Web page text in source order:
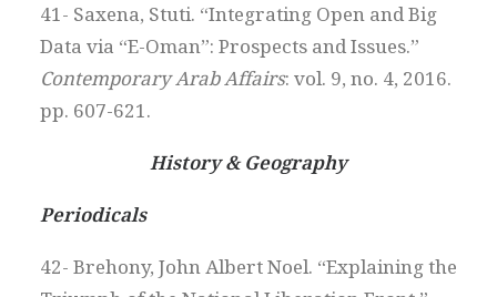
41- Saxena, Stuti. “Integrating Open and Big
Data via “E-Oman”: Prospects and Issues.”
Contemporary Arab Affairs: vol. 9, no. 4, 2016.
pp. 607-621.
History & Geography
Periodicals
42- Brehony, John Albert Noel. “Explaining the